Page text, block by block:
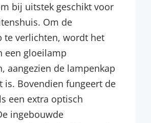
bij uitstek geschikt voor
Om de
te verlichten, wordt het
een gloeilamp
aangezien de lampenkap
is. Bovendien fungeert de
een extra optisch
ingebouwde